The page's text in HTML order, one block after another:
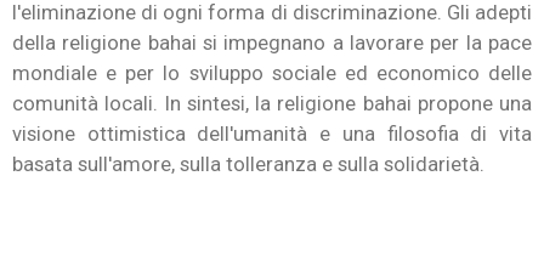
l'eliminazione di ogni forma di discriminazione. Gli adepti
della religione bahai si impegnano a lavorare per la pace
mondiale e per lo sviluppo sociale ed economico delle
comunità locali. In sintesi, la religione bahai propone una
visione ottimistica dell'umanità e una filosofia di vita
basata sull'amore, sulla tolleranza e sulla solidarietà.